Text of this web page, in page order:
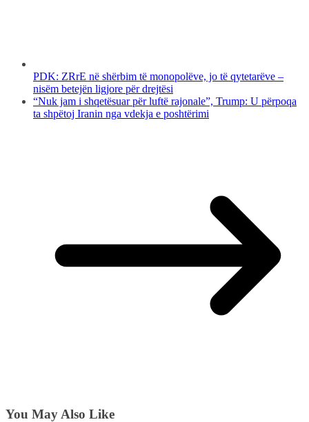
PDK: ZRrE në shërbim të monopolëve, jo të qytetarëve –
nisëm betejën ligjore për drejtësi
“Nuk jam i shqetësuar për luftë rajonale”, Trump: U përpoqa
ta shpëtoj Iranin nga vdekja e poshtërimi
You May Also Like